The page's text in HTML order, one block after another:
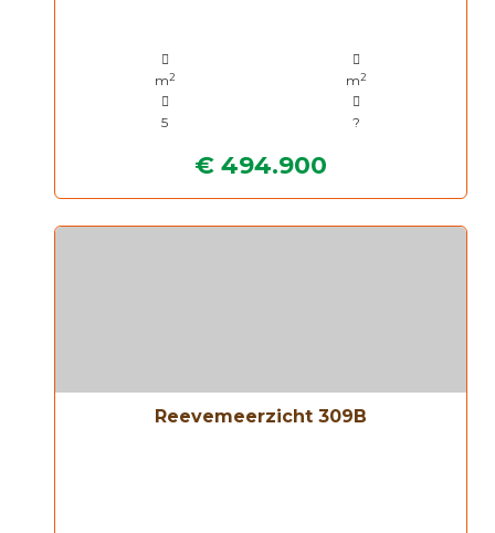
m2 m2
5 ?
€ 494.900
Reevemeerzicht 309B